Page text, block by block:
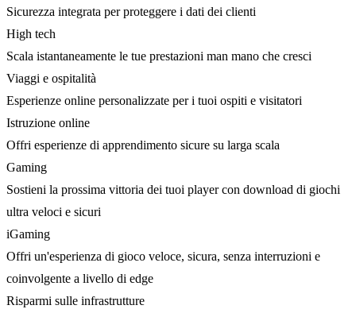
Sicurezza integrata per proteggere i dati dei clienti
High tech
Scala istantaneamente le tue prestazioni man mano che cresci
Viaggi e ospitalità
Esperienze online personalizzate per i tuoi ospiti e visitatori
Istruzione online
Offri esperienze di apprendimento sicure su larga scala
Gaming
Sostieni la prossima vittoria dei tuoi player con download di giochi
ultra veloci e sicuri
iGaming
Offri un'esperienza di gioco veloce, sicura, senza interruzioni e
coinvolgente a livello di edge
Risparmi sulle infrastrutture